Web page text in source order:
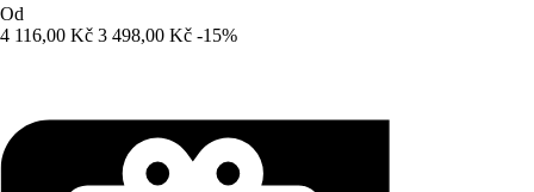
Od
4 116,00 Kč 3 498,00 Kč -15%